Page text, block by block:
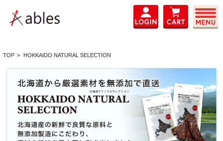
TOP > HOKKAIDO NATURAL SELECTION